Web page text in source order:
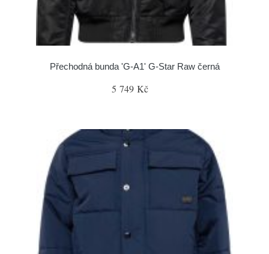
Přechodná bunda 'G-A1' G-Star Raw černá
5 749 Kč